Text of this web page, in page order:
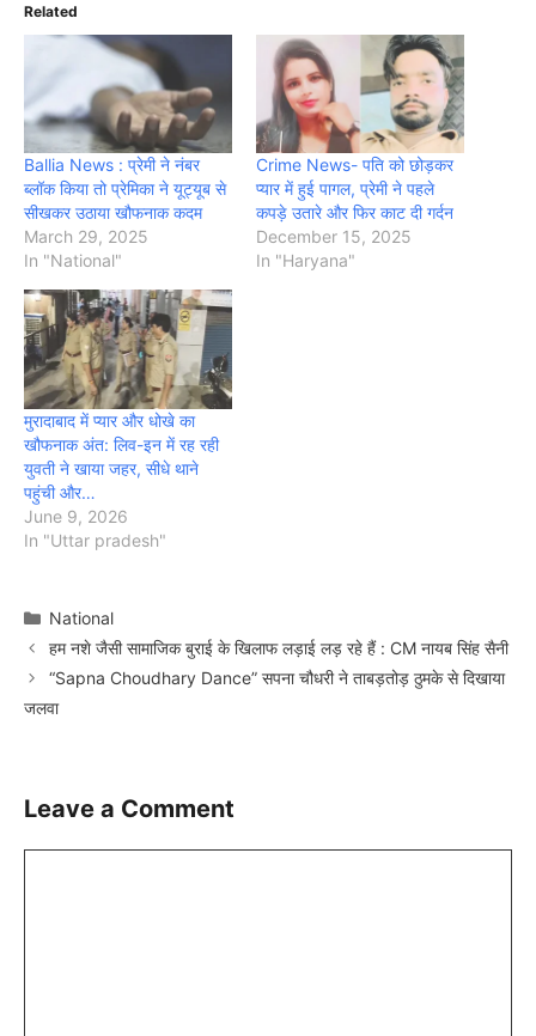
Related
Ballia News : प्रेमी ने नंबर
ब्‍लॉक किया तो प्रेमिका ने यूट्यूब से
सीखकर उठाया खौफनाक कदम
March 29, 2025
In "National"
Crime News- पति को छोड़कर
प्यार में हुई पागल, प्रेमी ने पहले
कपड़े उतारे और फिर काट दी गर्दन
December 15, 2025
In "Haryana"
मुरादाबाद में प्यार और धोखे का
खौफनाक अंत: लिव-इन में रह रही
युवती ने खाया जहर, सीधे थाने
पहुंची और…
June 9, 2026
In "Uttar pradesh"
Categories
National
हम नशे जैसी सामाजिक बुराई के खिलाफ लड़ाई लड़ रहे हैं : CM नायब सिंह सैनी
“Sapna Choudhary Dance” सपना चौधरी ने ताबड़तोड़ ठुमके से दिखाया
जलवा
Leave a Comment